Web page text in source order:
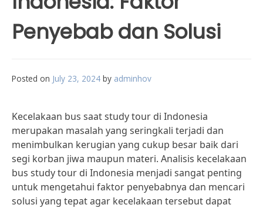
Penyebab dan Solusi
Posted on July 23, 2024 by adminhov
Kecelakaan bus saat study tour di Indonesia
merupakan masalah yang seringkali terjadi dan
menimbulkan kerugian yang cukup besar baik dari
segi korban jiwa maupun materi. Analisis kecelakaan
bus study tour di Indonesia menjadi sangat penting
untuk mengetahui faktor penyebabnya dan mencari
solusi yang tepat agar kecelakaan tersebut dapat